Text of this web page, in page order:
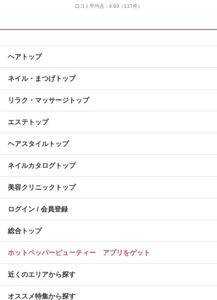
口コミ平均点： 4.93 （117件）
ヘアトップ
ネイル・まつげトップ
リラク・マッサージトップ
エステトップ
ヘアスタイルトップ
ネイルカタログトップ
美容クリニックトップ
ログイン / 会員登録
総合トップ
ホットペッパービューティー アプリをゲット
近くのエリアから探す
オススメ特集から探す